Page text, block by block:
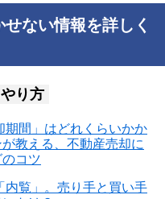
ない情報を詳しく
り方
期間」はどれくらいかか
教える、不動産売却に
コツ
内覧」。売り手と買い手